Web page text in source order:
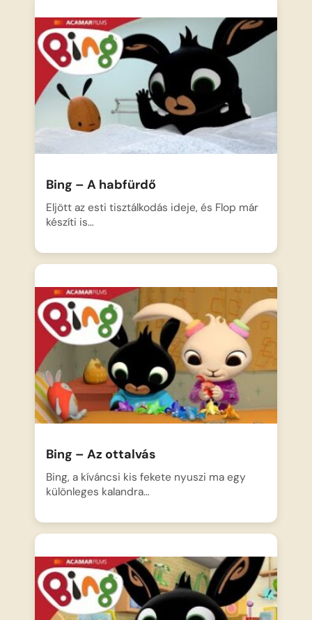
Bing – A habfürdő
Eljött az esti tisztálkodás ideje, és Flop már
készíti is…
Bing – Az ottalvás
Bing, a kíváncsi kis fekete nyuszi ma egy
különleges kalandra…